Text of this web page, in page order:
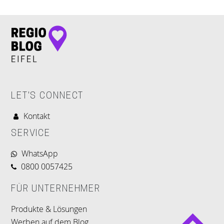
LET'S CONNECT
Kontakt
SERVICE
WhatsApp
0800 0057425
FÜR UNTERNEHMER
Produkte & Lösungen